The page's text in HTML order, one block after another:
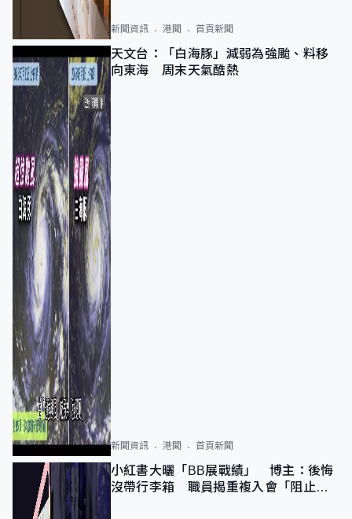
新聞資訊 港聞 首頁新聞
天文台：「白海豚」減弱為強颱、料移
向東海 周末天氣酷熱
新聞資訊 港聞 首頁新聞
小紅書大曬「BB展戰績」 博主：後悔
沒帶行李箱 職員揭重複入會「阻止唔